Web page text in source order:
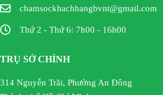
chamsockhachhangbvnt@gmail.com
Thứ 2 - Thứ 6: 7h00 - 16h00
TRỤ SỞ CHÍNH
314 Nguyễn Trãi, Phường An Đông